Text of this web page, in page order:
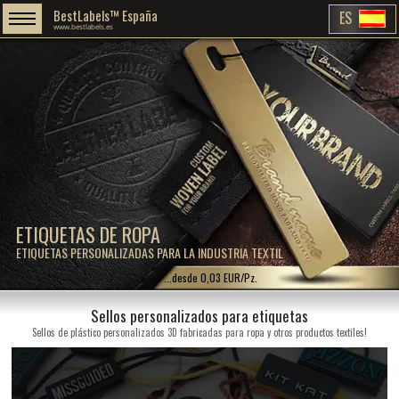
ETIQUETAS DE ROPA
ETIQUETAS PERSONALIZADAS PARA LA INDUSTRIA TEXTIL
BestLabels™ España
www.bestlabels.es ES
...desde 0,03 EUR/Pz.
Sellos personalizados para etiquetas
Sellos de plástico personalizados 3D fabricadas para ropa y otros productos textiles!